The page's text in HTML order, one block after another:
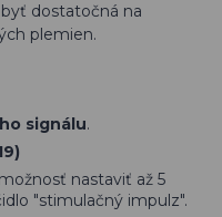
dostatočná na
plemien.
signálu.
nastaviť až 5
"stimulačný impulz".